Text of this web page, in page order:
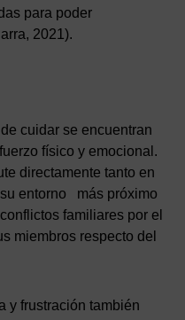
para poder
2021).
cuidar se encuentran
físico y emocional.
directamente tanto en
entorno más próximo
familiares por el
miembros respecto del
y frustración también